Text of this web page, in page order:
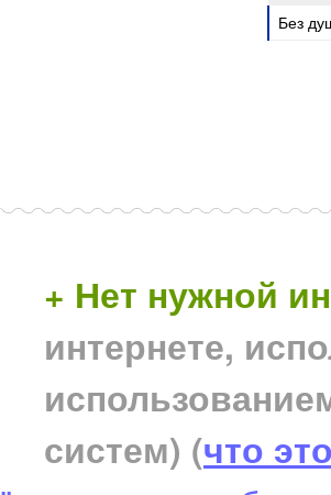
Без
+ Нет нужной
интернете,
систем) (что